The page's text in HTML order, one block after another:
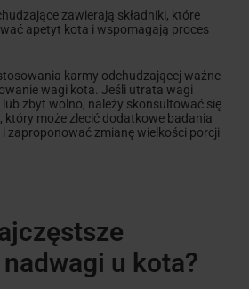
zawierają składniki, które
apetyt kota i wspomagają proces
karmy odchudzającej ważne
wagi kota. Jeśli utrata wagi
zbyt wolno, należy skonsultować się
który może zlecić dodatkowe badania
zaproponować zmianę wielkości porcji
u kota?